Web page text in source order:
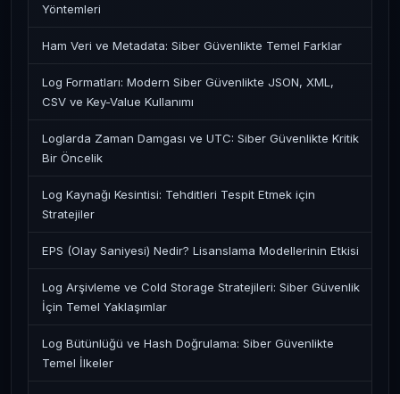
Yöntemleri
Ham Veri ve Metadata: Siber Güvenlikte Temel Farklar
Log Formatları: Modern Siber Güvenlikte JSON, XML,
CSV ve Key-Value Kullanımı
Loglarda Zaman Damgası ve UTC: Siber Güvenlikte Kritik
Bir Öncelik
Log Kaynağı Kesintisi: Tehditleri Tespit Etmek için
Stratejiler
EPS (Olay Saniyesi) Nedir? Lisanslama Modellerinin Etkisi
Log Arşivleme ve Cold Storage Stratejileri: Siber Güvenlik
İçin Temel Yaklaşımlar
Log Bütünlüğü ve Hash Doğrulama: Siber Güvenlikte
Temel İlkeler